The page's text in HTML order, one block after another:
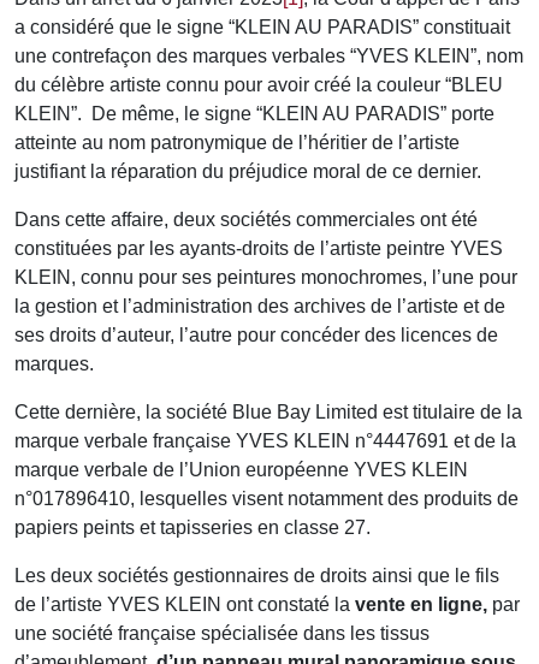
a considéré que le signe “KLEIN AU PARADIS” constituait
une contrefaçon des marques verbales “YVES KLEIN”, nom
du célèbre artiste connu pour avoir créé la couleur “BLEU
KLEIN”. De même, le signe “KLEIN AU PARADIS” porte
atteinte au nom patronymique de l’héritier de l’artiste
justifiant la réparation du préjudice moral de ce dernier.
Dans cette affaire, deux sociétés commerciales ont été
constituées par les ayants-droits de l’artiste peintre YVES
KLEIN, connu pour ses peintures monochromes, l’une pour
la gestion et l’administration des archives de l’artiste et de
ses droits d’auteur, l’autre pour concéder des licences de
marques.
Cette dernière, la société Blue Bay Limited est titulaire de la
marque verbale française YVES KLEIN n°4447691 et de la
marque verbale de l’Union européenne YVES KLEIN
n°017896410, lesquelles visent notamment des produits de
papiers peints et tapisseries en classe 27.
Les deux sociétés gestionnaires de droits ainsi que le fils
de l’artiste YVES KLEIN ont constaté la vente en ligne, par
une société française spécialisée dans les tissus